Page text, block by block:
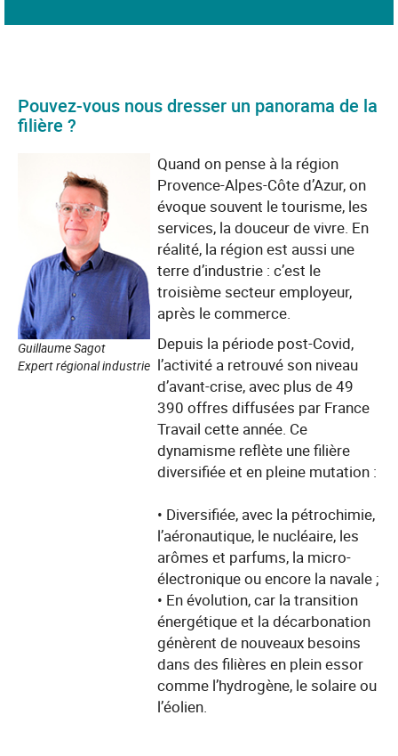
Pouvez-vous nous dresser un panorama de la
filière ?
Guillaume Sagot
Expert régional industrie
Quand on pense à la région
Provence-Alpes-Côte d’Azur, on
évoque souvent le tourisme, les
services, la douceur de vivre. En
réalité, la région est aussi une
terre d’industrie : c’est le
troisième secteur employeur,
après le commerce.
Depuis la période post-Covid,
l’activité a retrouvé son niveau
d’avant-crise, avec plus de 49
390 offres diffusées par France
Travail cette année. Ce
dynamisme reflète une filière
diversifiée et en pleine mutation :
• Diversifiée, avec la pétrochimie,
l’aéronautique, le nucléaire, les
arômes et parfums, la micro-
électronique ou encore la navale ;
• En évolution, car la transition
énergétique et la décarbonation
génèrent de nouveaux besoins
dans des filières en plein essor
comme l’hydrogène, le solaire ou
l’éolien.